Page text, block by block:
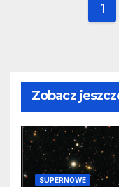
1
Zobacz
SUPERNOWE